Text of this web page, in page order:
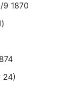
9 1870
)
24)